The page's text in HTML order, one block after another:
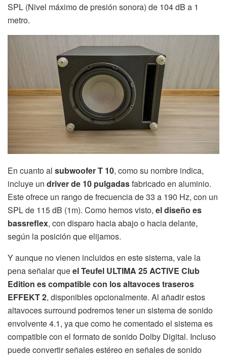
SPL (Nivel máximo de presión sonora) de 104 dB a 1
metro.
En cuanto al subwoofer T 10, como su nombre indica,
incluye un driver de 10 pulgadasfabricado en aluminio.
Este ofrece un rango de frecuencia de 33 a 190 Hz, con un
SPL de 115 dB (1m). Como hemos visto, el diseño es
bassreflex, con disparo hacia abajo o hacia delante,
según la posición que elijamos.
Y aunque no vienen incluidos en este sistema, vale la
pena señalar queel Teufel ULTIMA 25 ACTIVE Club
Edition es compatible con los altavoces traseros
EFFEKT 2, disponibles opcionalmente. Al añadir estos
altavoces surround podremos tener un sistema de sonido
envolvente 4.1, ya que como he comentado el sistema es
compatible con el formato de sonido Dolby Digital. Incluso
puede convertir señales estéreo en señales de sonido